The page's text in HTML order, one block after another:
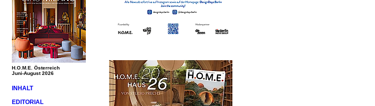
H.O.M.E. Österreich
Juni-August 2026
INHALT
EDITORIAL